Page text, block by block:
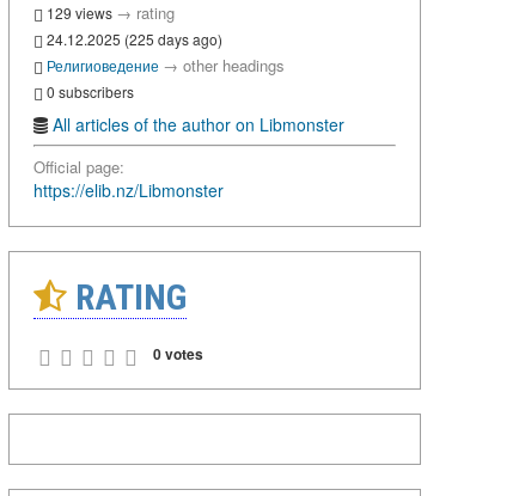
129 views → rating
24.12.2025 (225 days ago)
Религиоведение → other headings
0 subscribers
All articles of the author on Libmonster
Official page:
https://elib.nz/Libmonster
RATING
0 votes